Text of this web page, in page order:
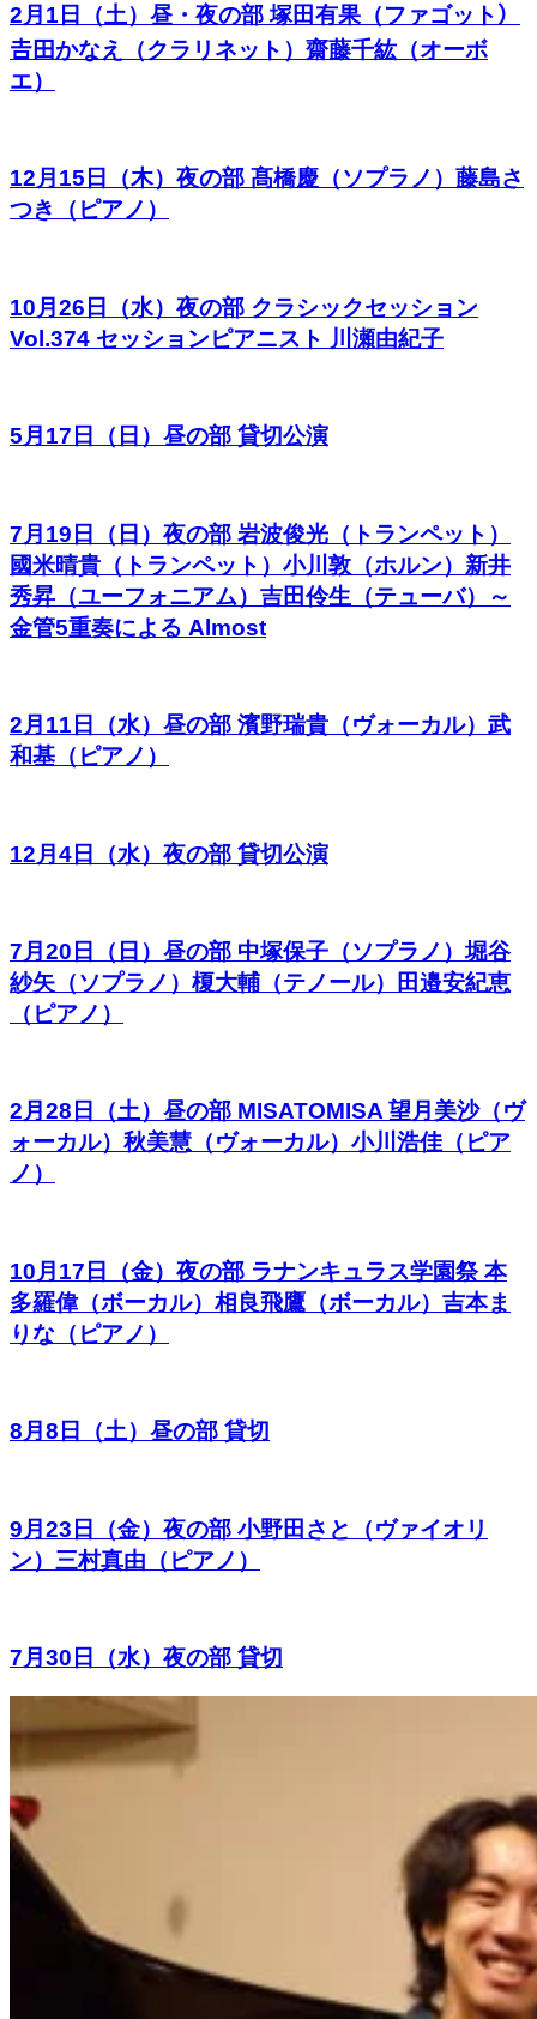
2月1日（土）昼・夜の部 塚田有果（ファゴット）
𠮷田かなえ（クラリネット）齋藤千紘（オーボ
エ）
12月15日（木）夜の部 髙橋慶（ソプラノ）藤島さ
つき（ピアノ）
10月26日（水）夜の部 クラシックセッション
Vol.374 セッションピアニスト 川瀬由紀子
5月17日（日）昼の部 貸切公演
7月19日（日）夜の部 岩波俊光（トランペット）
國米晴貴（トランペット）小川敦（ホルン）新井
秀昇（ユーフォニアム）吉田伶生（テューバ）～
金管5重奏による Almost
2月11日（水）昼の部 濱野瑞貴（ヴォーカル）武
和基（ピアノ）
12月4日（水）夜の部 貸切公演
7月20日（日）昼の部 中塚保子（ソプラノ）堀谷
紗矢（ソプラノ）榎大輔（テノール）田邉安紀恵
（ピアノ）
2月28日（土）昼の部 MISATOMISA 望月美沙（ヴ
ォーカル）秋美慧（ヴォーカル）小川浩佳（ピア
ノ）
10月17日（金）夜の部 ラナンキュラス学園祭 本
多羅偉（ボーカル）相良飛鷹（ボーカル）吉本ま
りな（ピアノ）
8月8日（土）昼の部 貸切
9月23日（金）夜の部 小野田さと（ヴァイオリ
ン）三村真由（ピアノ）
7月30日（水）夜の部 貸切